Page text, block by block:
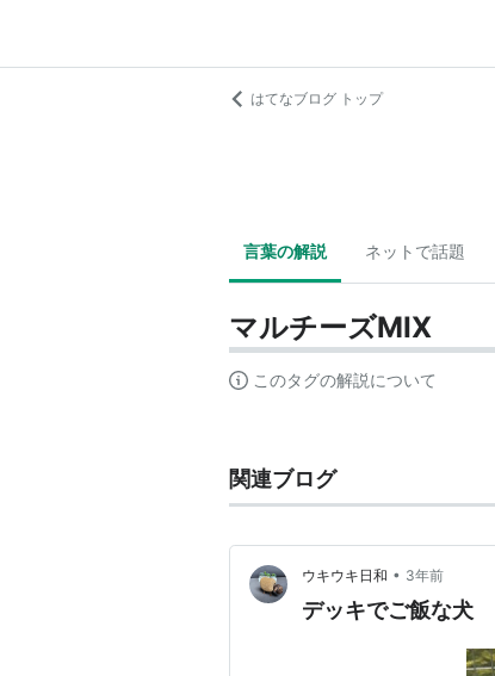
はてなブログ トップ
言葉の解説 ネットで話題
マルチーズMIX
このタグの解説について
関連ブログ
ウキウキ日和 • 3年前
デッキでご飯な犬